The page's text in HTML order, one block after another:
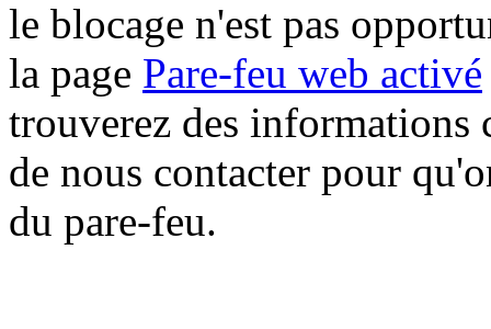
le blocage n'est pas
la page Pare-feu web activé
trouverez des informations
de nous contacter pour
du pare-feu.